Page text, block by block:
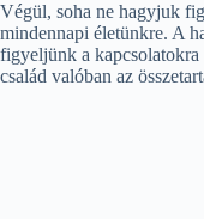
Végül, soha ne hagyjuk
mindennapi életünkre. A
figyeljünk a kapcsolatokra
család valóban az